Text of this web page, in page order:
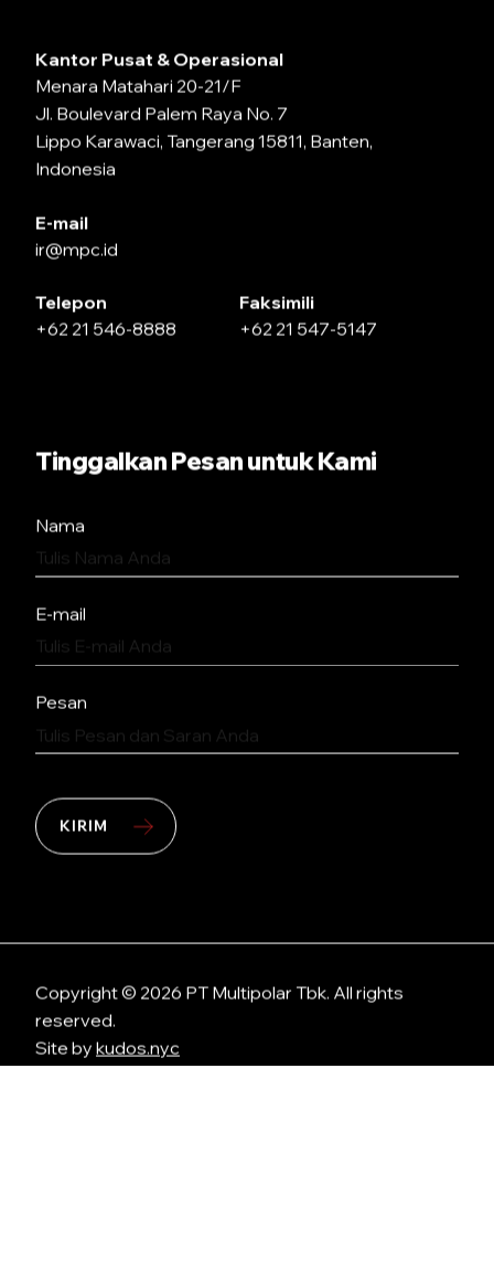
Kantor Pusat & Operasional
Menara Matahari 20-21/F
Jl. Boulevard Palem Raya No. 7
Lippo Karawaci, Tangerang 15811, Banten,
Indonesia
E-mail
ir@mpc.id
Telepon
+62 21 546-8888
Faksimili
+62 21 547-5147
Tinggalkan Pesan untuk Kami
Nama
E-mail
Pesan
KIRIM
Copyright © 2026 PT Multipolar Tbk. All rights
reserved.
Site by kudos.nyc